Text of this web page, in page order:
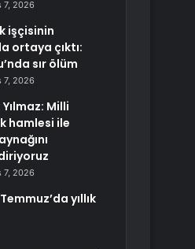
7, 2026
işçisinin
ortaya çıktı:
sır ölüm
7, 2026
Milli
hamlesi ile
7, 2026
yıllık